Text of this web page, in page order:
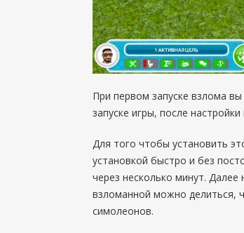
При первом запуске взлома
запуске игры, после
Для того чтобы установить
установкой быстро и без
через несколько минут.
взломанной можно делиться,
симолеонов.